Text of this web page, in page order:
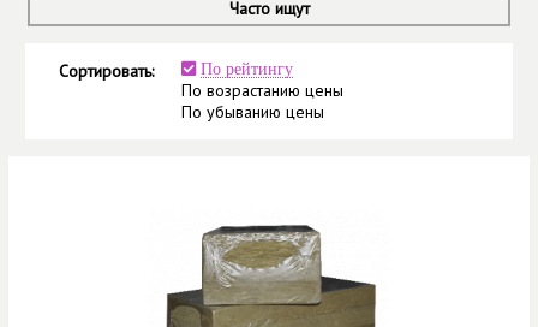
Часто ищут
Сортировать: По рейтингу
По возрастанию цены
По убыванию цены